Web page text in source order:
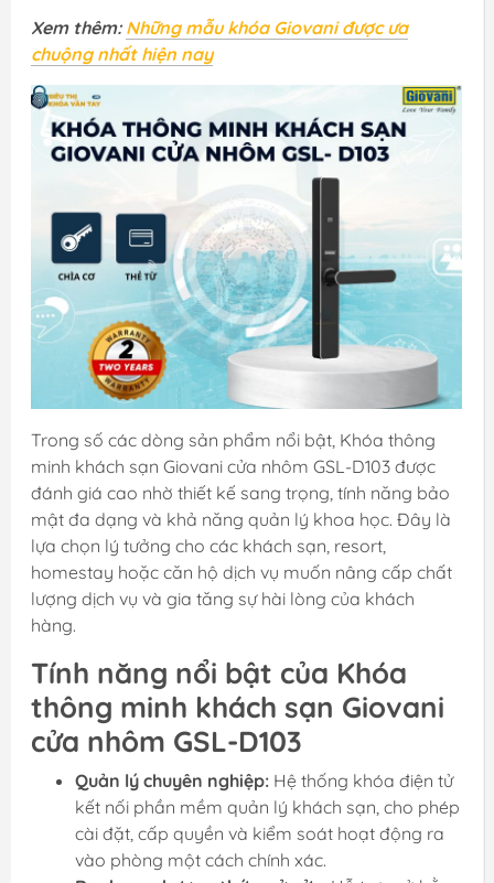
Xem thêm: Những mẫu khóa Giovani được ưa
chuộng nhất hiện nay
Trong số các dòng sản phẩm nổi bật, Khóa thông
minh khách sạn Giovani cửa nhôm GSL-D103 được
đánh giá cao nhờ thiết kế sang trọng, tính năng bảo
mật đa dạng và khả năng quản lý khoa học. Đây là
lựa chọn lý tưởng cho các khách sạn, resort,
homestay hoặc căn hộ dịch vụ muốn nâng cấp chất
lượng dịch vụ và gia tăng sự hài lòng của khách
hàng.
Tính năng nổi bật của Khóa
thông minh khách sạn Giovani
cửa nhôm GSL-D103
Quản lý chuyên nghiệp: Hệ thống khóa điện tử
kết nối phần mềm quản lý khách sạn, cho phép
cài đặt, cấp quyền và kiểm soát hoạt động ra
vào phòng một cách chính xác.